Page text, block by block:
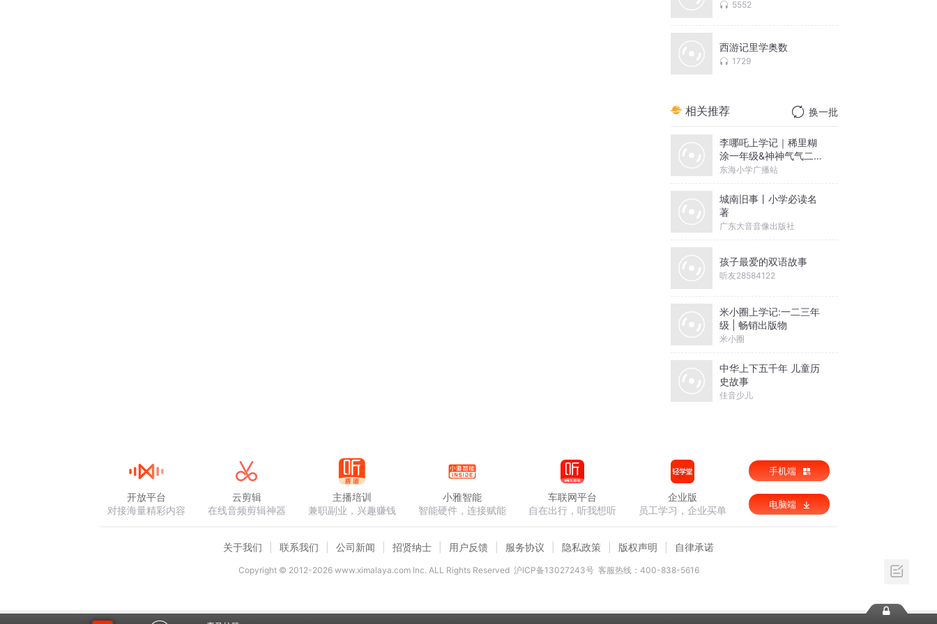
5552
西游记里学奥数
1729
相关推荐 换一批
李哪吒上学记｜稀里糊
涂一年级&神神气气二年
级
东海小学广播站
城南旧事丨小学必读名
著
广东大音音像出版社
孩子最爱的双语故事
听友28584122
米小圈上学记:一二三年
级 | 畅销出版物
米小圈
中华上下五千年 儿童历
史故事
佳音少儿
开放平台
对接海量精彩内容
云剪辑
在线音频剪辑神器
主播培训
兼职副业，兴趣赚钱
小雅智能
智能硬件，连接赋能
车联网平台
自在出行，听我想听
企业版
员工学习，企业买单
手机端
电脑端
关于我们 联系我们 公司新闻 招贤纳士 用户反馈 服务协议 隐私政策 版权声明 自律承诺
Copyright © 2012-2026www.ximalaya.com lnc. ALL Rights Reserved 沪ICP备13027243号 客服热线：400-838-5616